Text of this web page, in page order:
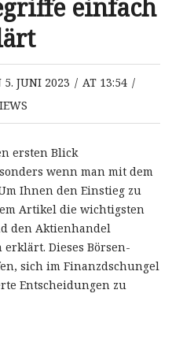
einfach
5. JUNI 2023 / AT 13:54 /
ersten Blick
wenn man mit dem
Ihnen den Einstieg zu
Artikel die wichtigsten
den Aktienhandel
Dieses Börsen-
sich im Finanzdschungel
Entscheidungen zu